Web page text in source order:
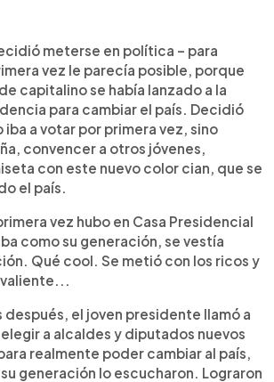
meterse en política – para
vez le parecía posible, porque
capitalino se había lanzado a la
para cambiar el país. Decidió
iba a votar por primera vez, sino
convencer a otros jóvenes,
con este nuevo color cian, que se
el país.
vez hubo en Casa Presidencial
como su generación, se vestía
Qué cool. Se metió con los ricos y
después, el joven presidente llamó a
a alcaldes y diputados nuevos
realmente poder cambiar al país,
generación lo escucharon. Lograron